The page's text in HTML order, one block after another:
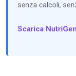
senza calcoli,
Scarica